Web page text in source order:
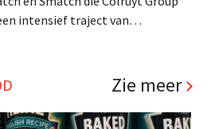
intensief traject van
Zie meer